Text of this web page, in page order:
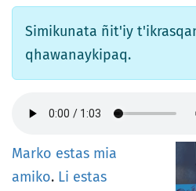
Simikunata ñit'iy
qhawanaykipaq.
Marko estas mia
amiko. Li estas